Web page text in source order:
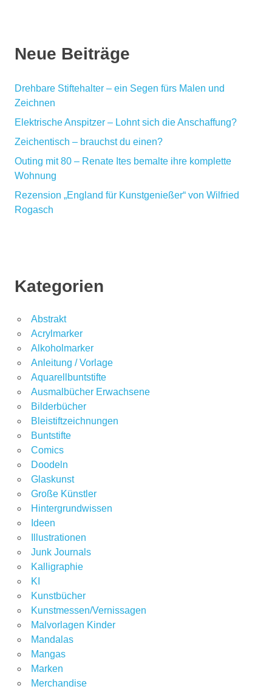
Neue Beiträge
Drehbare Stiftehalter – ein Segen fürs Malen und
Zeichnen
Elektrische Anspitzer – Lohnt sich die Anschaffung?
Zeichentisch – brauchst du einen?
Outing mit 80 – Renate Ites bemalte ihre komplette
Wohnung
Rezension „England für Kunstgenießer“ von Wilfried
Rogasch
Kategorien
Abstrakt
Acrylmarker
Alkoholmarker
Anleitung / Vorlage
Aquarellbuntstifte
Ausmalbücher Erwachsene
Bilderbücher
Bleistiftzeichnungen
Buntstifte
Comics
Doodeln
Glaskunst
Große Künstler
Hintergrundwissen
Ideen
Illustrationen
Junk Journals
Kalligraphie
KI
Kunstbücher
Kunstmessen/Vernissagen
Malvorlagen Kinder
Mandalas
Mangas
Marken
Merchandise